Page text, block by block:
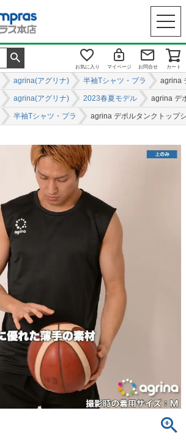
お気に入り マイページ お問合せ カート
agrina(アグリナ) 半袖Tシャツ・プラ agrina
agrina(アグリナ) 2023春夏モデル agrina デ
半袖Tシャツ・プラ agrina デポルタンクトップ